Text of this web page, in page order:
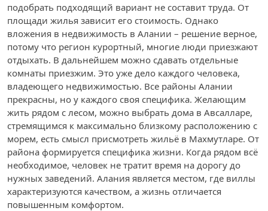
подобрать подходящий вариант не составит труда. От
площади жилья зависит его стоимость. Однако
вложения в недвижимость в Алании – решение верное,
потому что регион курортный, многие люди приезжают
отдыхать. В дальнейшем можно сдавать отдельные
комнаты приезжим. Это уже дело каждого человека,
владеющего недвижимостью. Все районы Алании
прекрасны, но у каждого своя специфика. Желающим
жить рядом с лесом, можно выбрать дома в Авсалларе,
стремящимся к максимально близкому расположению с
морем, есть смысл присмотреть жильё в Махмутларе. От
района формируется специфика жизни. Когда рядом всё
необходимое, человек не тратит время на дорогу до
нужных заведений. Алания является местом, где виллы
характеризуются качеством, а жизнь отличается
повышенным комфортом.